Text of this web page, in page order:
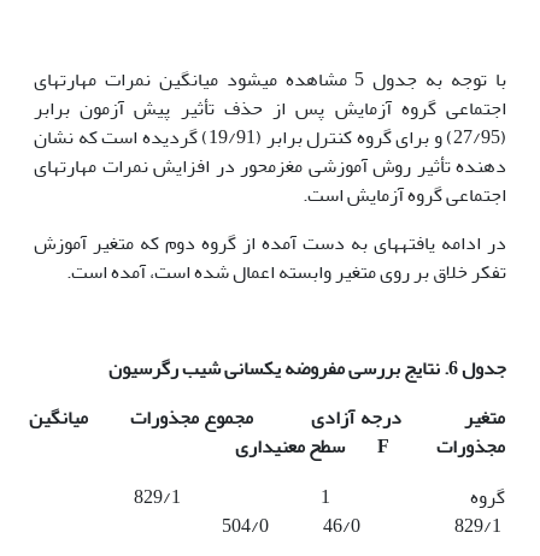
با توجه به جدول 5 مشاهده می­شود میانگین نمرات مهارت­های
اجتماعی گروه آزمایش پس از حذف تأثیر پیش آزمون برابر
(27/95) و برای گروه کنترل برابر (19/91) گردیده است که نشان
دهنده تأثیر روش آموزشی مغزمحور در افزایش نمرات مهارت­های
اجتماعی گروه آزمایش است.
در ادامه یافته­های به دست آمده از گروه دوم که متغیر آموزش
تفکر خلاق بر روی متغیر وابسته اعمال شده است، آمده است.
جدول 6. نتایج بررسی مفروضه یکسانی شیب رگرسیون
متغیر درجه آزادی مجموع مجذورات میانگین
مجذورات F سطح معنی­داری